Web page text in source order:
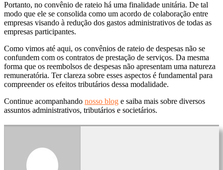
Portanto, no convênio de rateio há uma finalidade unitária. De tal
modo que ele se consolida como um acordo de colaboração entre
empresas visando à redução dos gastos administrativos de todas as
empresas participantes.
Como vimos até aqui, os convênios de rateio de despesas não se
confundem com os contratos de prestação de serviços. Da mesma
forma que os reembolsos de despesas não apresentam uma natureza
remuneratória. Ter clareza sobre esses aspectos é fundamental para
compreender os efeitos tributários dessa modalidade.
Continue acompanhando nosso blog e saiba mais sobre diversos
assuntos administrativos, tributários e societários.